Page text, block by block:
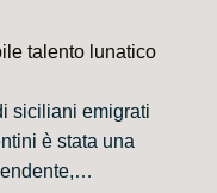
talento lunatico
siciliani emigrati
è stata una